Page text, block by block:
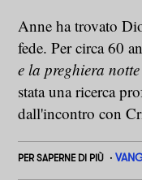
Anne ha trovato
fede. Per circa 60
e la preghiera
stata una ricerca
dall'incontro con
PER SAPERNE DI PIÙ